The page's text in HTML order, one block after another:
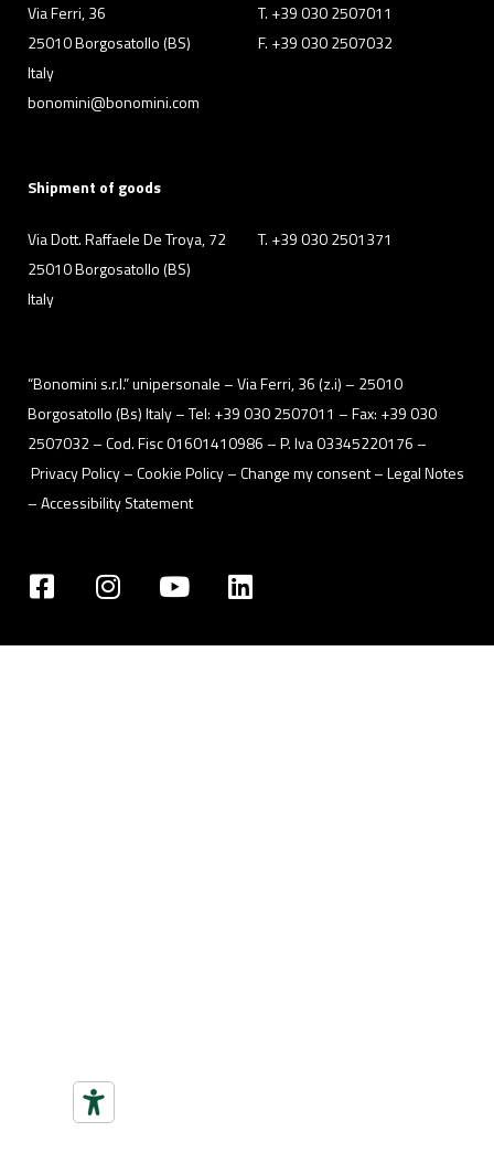
Via Ferri, 36
25010 Borgosatollo (BS)
Italy
T. +39 030 2507011
F. +39 030 2507032
bonomini@bonomini.com
Shipment of goods
Via Dott. Raffaele De Troya, 72
25010 Borgosatollo (BS)
Italy
T. +39 030 2501371
“Bonomini s.r.l.” unipersonale – Via Ferri, 36 (z.i) – 25010
Borgosatollo (Bs) Italy – Tel: +39 030 2507011 – Fax: +39 030
2507032 – Cod. Fisc 01601410986 – P. Iva 03345220176 –
Privacy Policy– Cookie Policy –Change my consent–Legal Notes
–Accessibility Statement